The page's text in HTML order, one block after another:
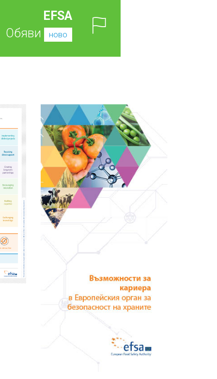
EFSA
Обяви
ново